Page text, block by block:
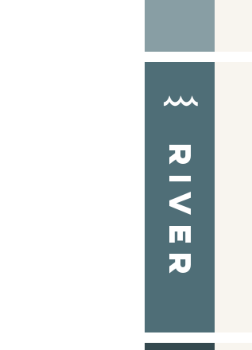
RIVER